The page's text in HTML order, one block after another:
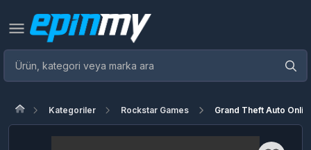
Kategoriler Rockstar Games Grand Theft Auto